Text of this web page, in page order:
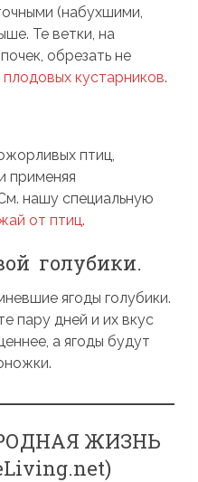
(набухшими,
Те ветки, на
обрезать не
кустарников.
птиц,
применяя
нашу специальную
от птиц.
голубики.
ягоды голубики.
пару дней и их вкус
а ягоды будут
ЖИЗНЬ